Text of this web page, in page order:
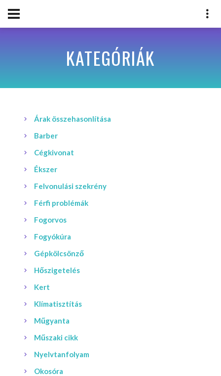
KATEGÓRIÁK
Árak összehasonlítása
Barber
Cégkivonat
Ékszer
Felvonulási szekrény
Férfi problémák
Fogorvos
Fogyókúra
Gépkölcsönző
Hőszigetelés
Kert
Klímatisztítás
Műgyanta
Műszaki cikk
Nyelvtanfolyam
Okosóra